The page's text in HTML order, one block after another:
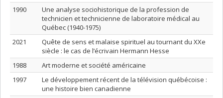
1990
Une analyse sociohistorique de la profession de
technicien et technicienne de laboratoire médical au
Québec (1940-1975)
2021
Quête de sens et malaise spirituel au tournant du XXe
siècle : le cas de l’écrivain Hermann Hesse
1988
Art moderne et société américaine
1997
Le développement récent de la télévision québécoise :
une histoire bien canadienne